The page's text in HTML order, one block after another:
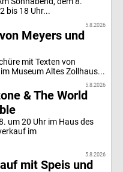
bis 18 Uhr...
5.8.2026
Meyers und
mit Texten von
Museum Altes Zollhaus...
5.8.2026
& The World
um 20 Uhr im Haus des
im
5.8.2026
mit Speis und